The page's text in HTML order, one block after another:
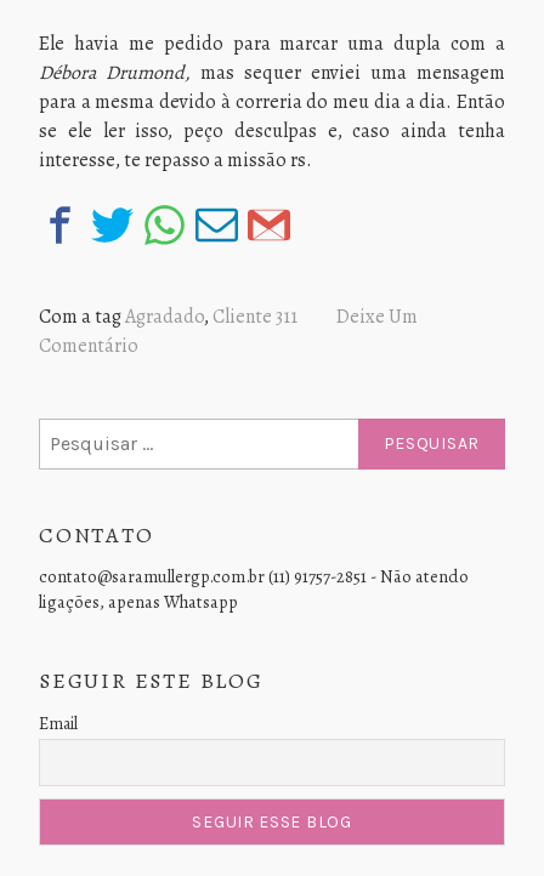
Ele havia me pedido para marcar uma dupla com a
Débora Drumond, mas sequer enviei uma mensagem
para a mesma devido à correria do meu dia a dia. Então
se ele ler isso, peço desculpas e, caso ainda tenha
interesse, te repasso a missão rs.
Com a tagAgradado, Cliente 311
Deixe Um
Comentário
por:
CONTATO
contato@saramullergp.com.br (11) 91757-2851 - Não atendo
ligações, apenas Whatsapp
SEGUIR ESTE BLOG
Email